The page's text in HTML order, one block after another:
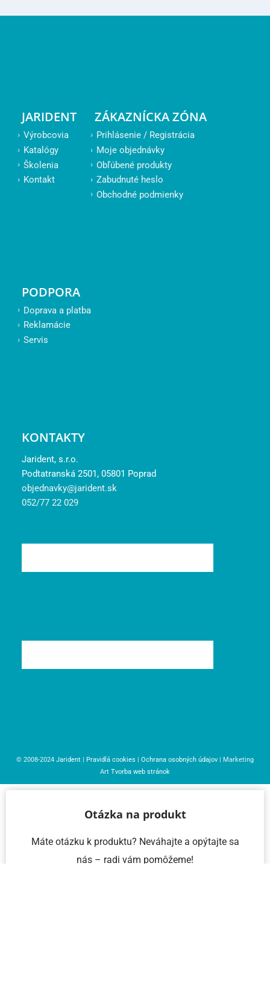
JARIDENT
Výrobcovia
Katalógy
Školenia
Kontakt
ZÁKAZNÍCKA ZÓNA
Prihlásenie / Registrácia
Moje objednávky
Obľúbené produkty
Zabudnuté heslo
Obchodné podmienky
PODPORA
Doprava a platba
Reklamácie
Servis
KONTAKTY
Jarident, s.r.o.
Podtatranská 2501, 05801 Poprad
objednavky@jarident.sk
052/77 22 029
© 2008-2024 Jarident | Pravidlá cookies | Ochrana osobných údajov | Marketing
Art Tvorba web stránok
Otázka na produkt
Máte otázku k produktu? Neváhajte a opýtajte sa
nás – radi vám pomôžeme!